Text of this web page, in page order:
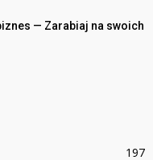
— Zarabiaj na swoich
197